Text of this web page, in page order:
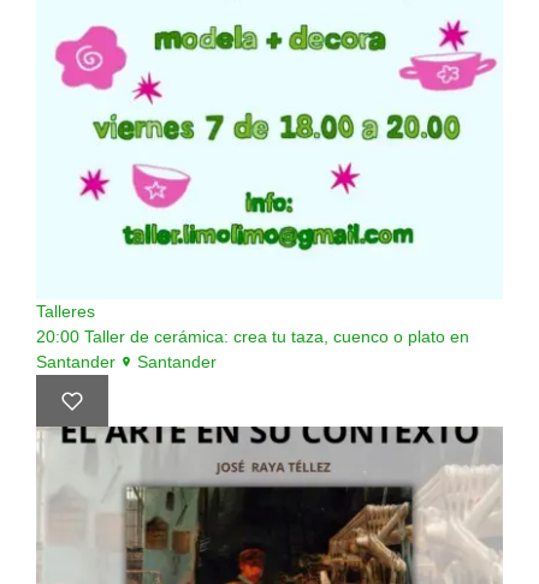
Talleres
20:00 Taller de cerámica: crea tu taza, cuenco o plato en
Santander
Santander